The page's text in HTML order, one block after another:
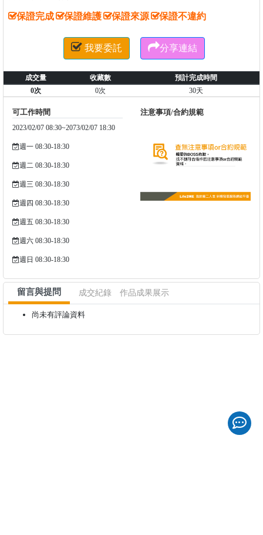
保證完成 保證維護 保證來源 保證不違約
 我要委託 分享連結
成交量 收藏數
預計完成時間
0次
0次 30天
可工作時間
2023/02/07 08:30~2073/02/07 18:30
週一 08:30-18:30
週二 08:30-18:30
週三 08:30-18:30
週四 08:30-18:30
週五 08:30-18:30
週六 08:30-18:30
週日 08:30-18:30
注意事項/合約規範
留言與提問 成交紀錄 作品成果展示
尚未有評論資料